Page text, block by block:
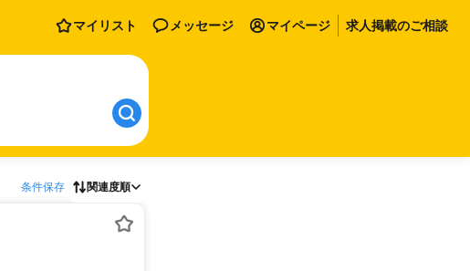
マイリスト メッセージ マイページ 求人掲載のご相談
条件保存 関連度順